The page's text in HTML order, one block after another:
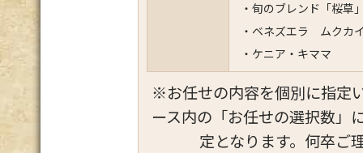
・旬のブレンド「桜草
・ベネズエラ ムクカ
・ケニア・キママ
※お任せの内容を個別に指定
ース内の「お任せの選択数」
定となります。何卒ご